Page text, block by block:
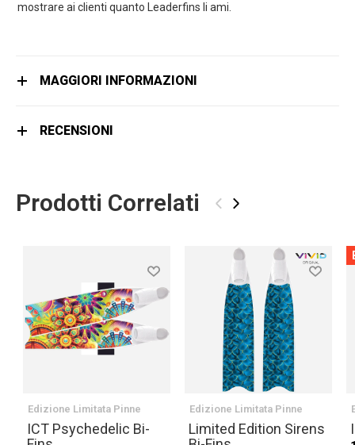
mostrare ai clienti quanto Leaderfins li ami.
MAGGIORI INFORMAZIONI
RECENSIONI
Prodotti Correlati ‹ ›
Edizione Limitata Pinne
ICT Psychedelic Bi-
Edizione Limitata Pinne
Limited Edition Sirens